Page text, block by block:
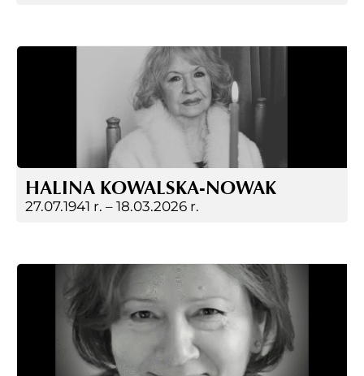
HALINA KOWALSKA-NOWAK
27.07.1941 r. – 18.03.2026 r.